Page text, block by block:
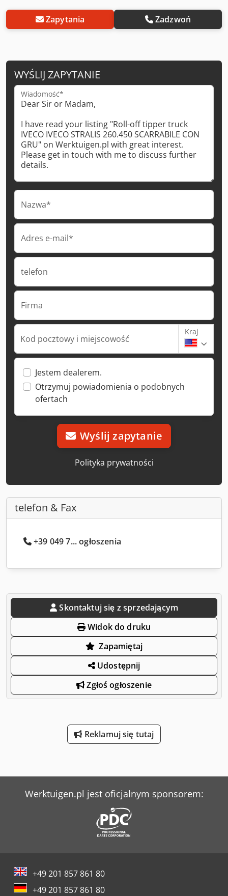
Zapytania Zadzwoń
WYŚLIJ ZAPYTANIE
Wiadomość*
Nazwa*
Adres e-mail*
telefon
Firma
Kod pocztowy i miejscowość
Kraj
Jestem dealerem.
Otrzymuj powiadomienia o podobnych
ofertach
Wyślij zapytanie
Polityka prywatności
telefon & Fax
+39 049 7... ogłoszenia
Skontaktuj się z sprzedającym
Widok do druku
Zapamiętaj
Udostępnij
Zgłoś ogłoszenie
Reklamuj się tutaj
Werktuigen.pl jest oficjalnym sponsorem:
+49 201 857 861 80
+49 201 857 861 80